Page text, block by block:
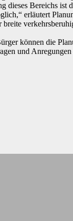
Bereichs
erläutert
können die
und